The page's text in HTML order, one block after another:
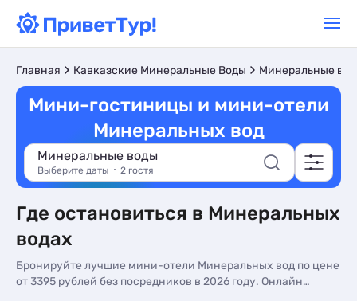
Главная Кавказские Минеральные Воды Минеральные
Мини-гостиницы и мини-отели
Минеральных вод
Минеральные воды
Выберите даты 2 гостя
Где остановиться в Минеральных
водах
Бронируйте лучшие мини-отели Минеральных вод по цене
от 3395 рублей без посредников в 2026 году. Онлайн